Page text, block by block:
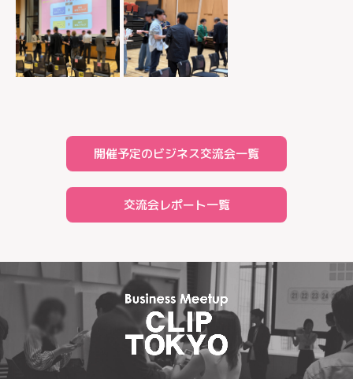
開催予定のビジネス交流会一覧
交流会レポート一覧